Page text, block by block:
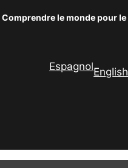
Comprendre le monde pour le
EspagnolEnglish